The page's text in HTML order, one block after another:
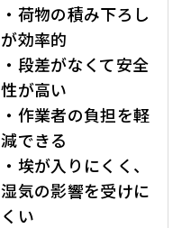
・荷物の積み下ろし
が効率的
・段差がなくて安全
性が高い
・作業者の負担を軽
減できる
・埃が入りにくく、
湿気の影響を受けに
くい